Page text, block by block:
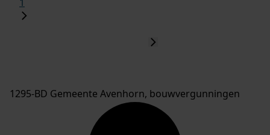
1295-BD Gemeente Avenhorn, bouwvergunningen